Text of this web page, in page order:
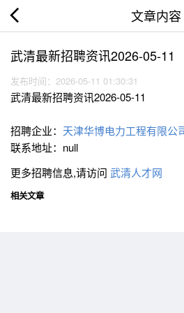
文章内容
武清最新招聘资讯2026-05-11
发布时间：2026-05-11 01:30:31
武清最新招聘资讯2026-05-11
招聘企业： 天津华博电力工程有限公
联系地址：null
更多招聘信息,请访问 武清人才网
相关文章